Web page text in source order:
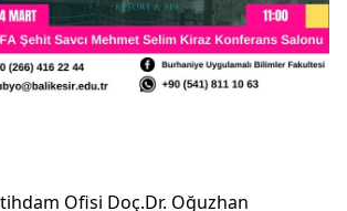
Ofisi Doç.Dr. Oğuzhan